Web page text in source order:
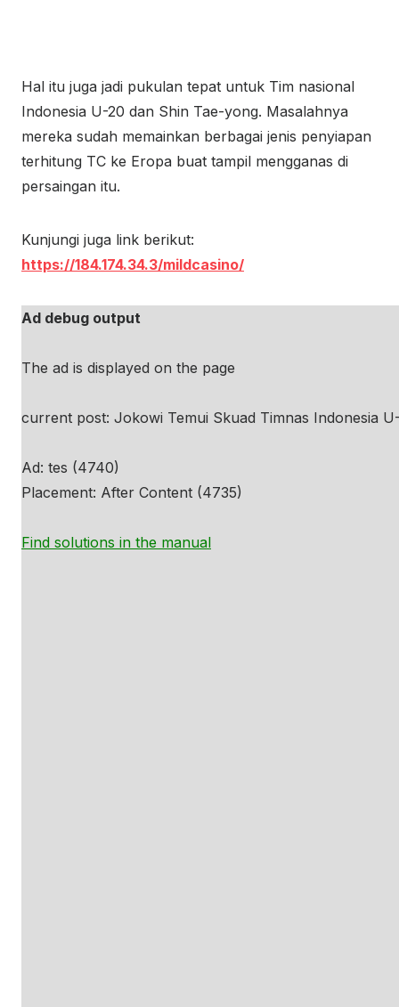
Hal itu juga jadi pukulan tepat untuk Tim nasional
Indonesia U-20 dan Shin Tae-yong. Masalahnya
mereka sudah memainkan berbagai jenis penyiapan
terhitung TC ke Eropa buat tampil mengganas di
persaingan itu.
Kunjungi juga link berikut:
https://184.174.34.3/mildcasino/
Ad debug output
The ad is displayed on the page
current post: Jokowi Temui Skuad Timnas Indonesia
Ad: tes (4740)
Placement: After Content (4735)
Find solutions in the manual